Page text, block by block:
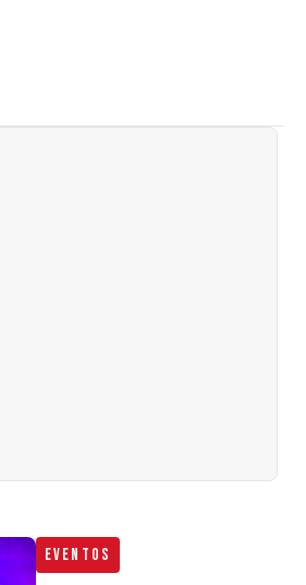
Eventos